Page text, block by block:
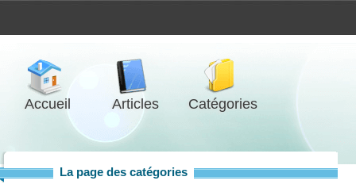
Accueil Articles Catégories
La page des catégories